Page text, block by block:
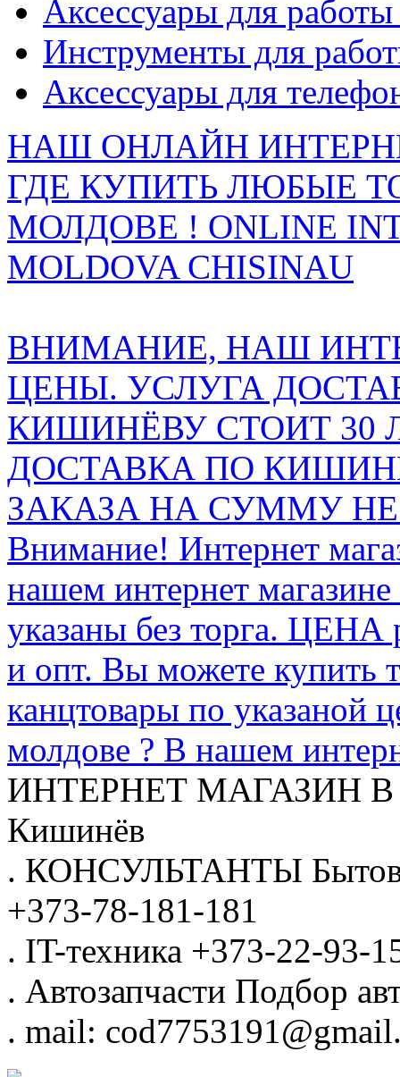
Аксессуары для
Инструменты для
Аксессуары для
НАШ ОНЛАЙН
ГДЕ КУПИТЬ ЛЮБЫЕ
МОЛДОВЕ ! ONLINE
MOLDOVA CHISINAU
ВНИМАНИЕ, НАШ
ЦЕНЫ. УСЛУГА
КИШИНЁВУ СТОИТ 30
ДОСТАВКА ПО
ЗАКАЗА НА СУММУ НЕ
Внимание! Интернет
нашем интернет
указаны без торга.
и опт. Вы можете купить
канцтовары по указаной
молдове ? В нашем
ИНТЕРНЕТ МАГАЗИН
Кишинёв
. КОНСУЛЬТАНТЫ
+373-78-181-181
. IT-техника +373-22-93-
. Автозапчасти Подбор
. mail: